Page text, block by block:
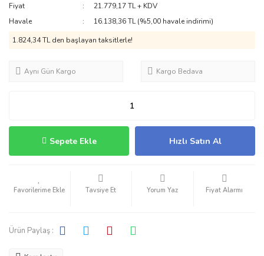
Fiyat
21.779,17 TL + KDV
Havale
16.138,36 TL (%5,00 havale indirimi)
1.824,34 TL den başlayan taksitlerle!
Aynı Gün Kargo Kargo Bedava
Sepete Ekle Hızlı Satın Al
Tavsiye Et Yorum Yaz Fiyat Alarmı
Ürün Paylaş :